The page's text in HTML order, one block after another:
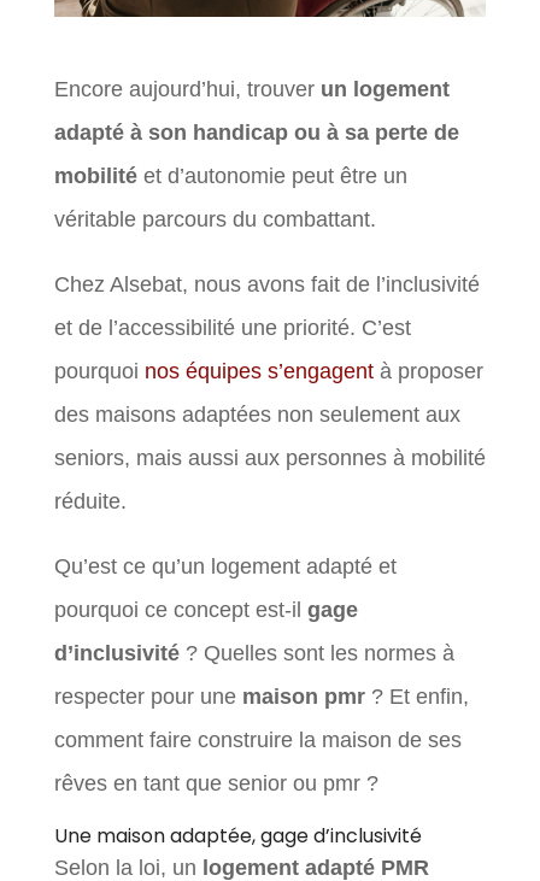
Encore aujourd’hui, trouverun logement
adapté à son handicap ou à sa perte de
mobilitéet d’autonomie peut être un
véritable parcours du combattant.
Chez Alsebat, nous avons fait de l’inclusivité
et de l’accessibilité une priorité. C’est
pourquoi nos équipes s’engagentà proposer
des maisons adaptées non seulement aux
seniors, mais aussi aux personnes à mobilité
réduite.
Qu’est ce qu’un logement adapté et
pourquoi ce concept est-il gage
d’inclusivité ? Quelles sont les normes à
respecter pour une maison pmr ? Et enfin,
comment faire construire la maison de ses
rêves en tant que senior ou pmr ?
Une maison adaptée, gage d’inclusivité
Selon la loi, un logement adapté PMR